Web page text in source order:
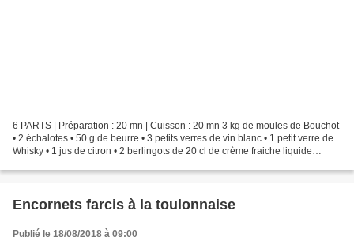
6 PARTS | Préparation : 20 mn | Cuisson : 20 mn 3 kg de moules de Bouchot
• 2 échalotes • 50 g de beurre • 3 petits verres de vin blanc • 1 petit verre de
Whisky • 1 jus de citron • 2 berlingots de 20 cl de crème fraiche liquide
Encornets farcis à la toulonnaise
Publié le 18/08/2018 à 09:00